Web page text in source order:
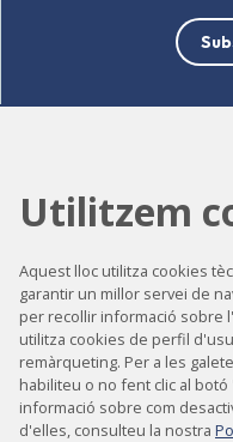
Utilitzem
Aquest lloc utilitza cookies
garantir un millor servei de
per recollir informació sobre
utilitza cookies de perfil
remàrqueting. Per a les
habiliteu o no fent clic al
informació sobre com
d'elles, consulteu la nostra